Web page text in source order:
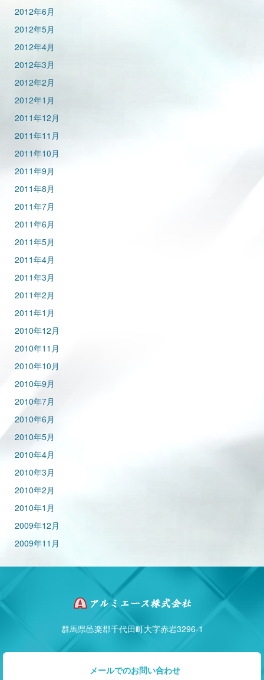
2012年6月
2012年5月
2012年4月
2012年3月
2012年2月
2012年1月
2011年12月
2011年11月
2011年10月
2011年9月
2011年8月
2011年7月
2011年6月
2011年5月
2011年4月
2011年3月
2011年2月
2011年1月
2010年12月
2010年11月
2010年10月
2010年9月
2010年7月
2010年6月
2010年5月
2010年4月
2010年3月
2010年2月
2010年1月
2009年12月
2009年11月
群馬県邑楽郡千代田町大字赤岩3296-1
メールでのお問い合わせ